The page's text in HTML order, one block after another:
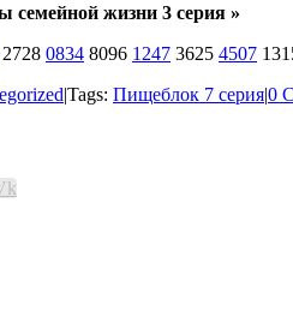
семейной жизни 3 серия »
2728 0834 8096 1247 3625 4507
|Tags: Пищеблок 7 серия|0